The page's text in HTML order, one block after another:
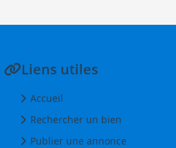
Liens utiles
Accueil
Rechercher un bien
Publier une annonce